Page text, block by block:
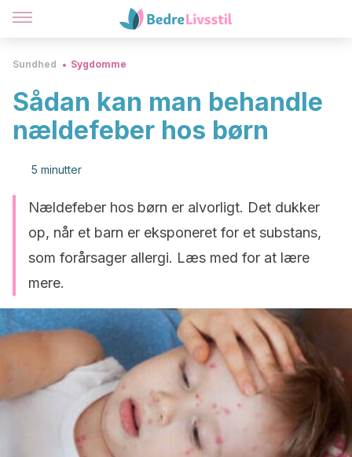
Sundhed Sygdomme
Sådan kan man behandle
nældefeber hos børn
5 minutter
Nældefeber hos børn er alvorligt. Det dukker
op, når et barn er eksponeret for et substans,
som forårsager allergi. Læs med for at lære
mere.